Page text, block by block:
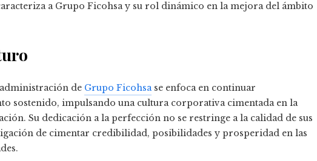
a Grupo Ficohsa y su rol dinámico en la mejora del ámbito
de Grupo Ficohsase enfoca en continuar
sostenido, impulsando una cultura corporativa cimentada en la
Su dedicación a la perfección no se restringe a la calidad de sus
de cimentar credibilidad, posibilidades y prosperidad en las